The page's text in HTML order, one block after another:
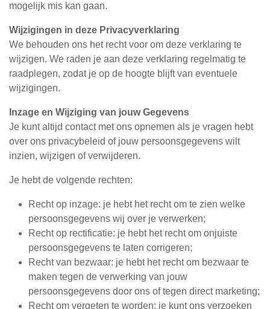
mogelijk mis kan gaan.
Wijzigingen in deze Privacyverklaring
We behouden ons het recht voor om deze verklaring te
wijzigen. We raden je aan deze verklaring regelmatig te
raadplegen, zodat je op de hoogte blijft van eventuele
wijzigingen.
Inzage en Wijziging van jouw Gegevens
Je kunt altijd contact met ons opnemen als je vragen hebt
over ons privacybeleid of jouw persoonsgegevens wilt
inzien, wijzigen of verwijderen.
Je hebt de volgende rechten:
Recht op inzage: je hebt het recht om te zien welke
persoonsgegevens wij over je verwerken;
Recht op rectificatie: je hebt het recht om onjuiste
persoonsgegevens te laten corrigeren;
Recht van bezwaar: je hebt het recht om bezwaar te
maken tegen de verwerking van jouw
persoonsgegevens door ons of tegen direct marketing;
Recht om vergeten te worden: je kunt ons verzoeken